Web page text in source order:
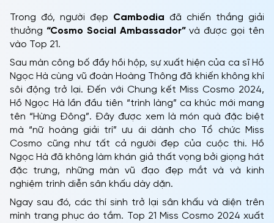
Trong đó, người đẹp Cambodia đã chiến thắng giải
thưởng “Cosmo Social Ambassador”và được gọi tên
vào Top 21.
Sau màn công bố đầy hồi hộp, sự xuất hiện của ca sĩ Hồ
Ngọc Hà cùng vũ đoàn Hoàng Thông đã khiến không khí
sôi động trở lại. Đến với Chung kết Miss Cosmo 2024,
Hồ Ngọc Hà lần đầu tiên “trình làng” ca khúc mới mang
tên “Hừng Đông”. Đây được xem là món quà đặc biệt
mà “nữ hoàng giải trí” ưu ái dành cho Tổ chức Miss
Cosmo cũng như tất cả người đẹp của cuộc thi. Hồ
Ngọc Hà đã không làm khán giả thất vọng bởi giọng hát
đặc trưng, những màn vũ đạo đẹp mắt và và kinh
nghiệm trình diễn sân khấu dày dặn.
Ngay sau đó, các thí sinh trở lại sân khấu và diện trên
mình trang phục áo tắm. Top 21 Miss Cosmo 2024 xuất